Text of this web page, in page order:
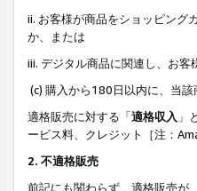
ii. お客様が商品をショッピング
か、または
iii. デジタル商品に関連し、お
(c) 購入から180日以内に、当
適格販売に対する「適格収入 」
ービス料、クレジット［注：
2. 不適格販売
前記にも関わらず、適格販売が